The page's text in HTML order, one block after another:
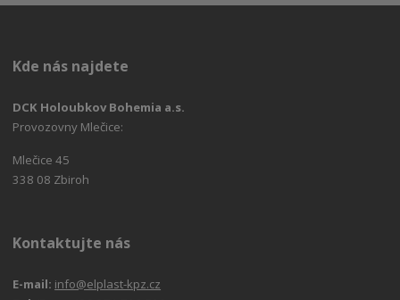
Kde nás najdete
DCK Holoubkov Bohemia a.s.
Provozovny Mlečice:
Mlečice 45
338 08 Zbiroh
Kontaktujte nás
E-mail: info@elplast-kpz.cz